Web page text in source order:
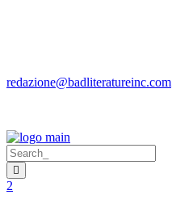
redazione@badliteratureinc.com